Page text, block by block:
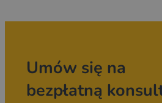
Umów się na
bezpłatną